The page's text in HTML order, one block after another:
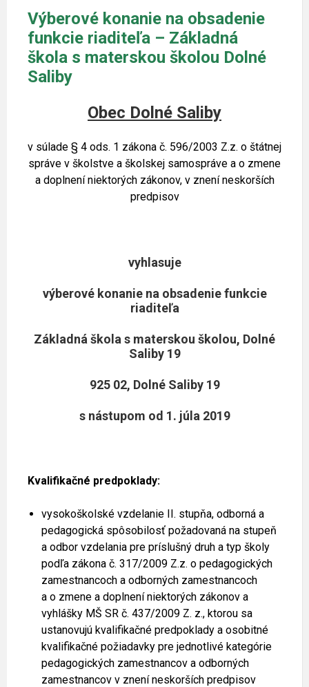
Výberové konanie na obsadenie
funkcie riaditeľa – Základná
škola s materskou školou Dolné
Saliby
Obec Dolné Saliby
v súlade § 4 ods. 1 zákona č. 596/2003 Z.z. o štátnej
správe v školstve a školskej samospráve a o zmene
a doplnení niektorých zákonov, v znení neskorších
predpisov
vyhlasuje
výberové konanie na obsadenie funkcie
riaditeľa
Základná škola s materskou školou, Dolné
Saliby 19
925 02, Dolné Saliby 19
s nástupom od 1. júla 2019
Kvalifikačné predpoklady:
vysokoškolské vzdelanie II. stupňa, odborná a
pedagogická spôsobilosť požadovaná na stupeň
a odbor vzdelania pre príslušný druh a typ školy
podľa zákona č. 317/2009 Z.z. o pedagogických
zamestnancoch a odborných zamestnancoch
a o zmene a doplnení niektorých zákonov a
vyhlášky MŠ SR č. 437/2009 Z. z., ktorou sa
ustanovujú kvalifikačné predpoklady a osobitné
kvalifikačné požiadavky pre jednotlivé kategórie
pedagogických zamestnancov a odborných
zamestnancov v znení neskorších predpisov